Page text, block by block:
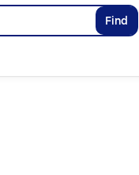
Find